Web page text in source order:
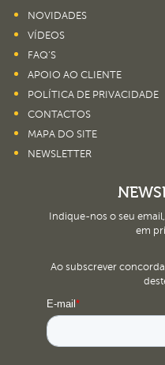
NOVIDADES
VÍDEOS
FAQ’S
APOIO AO CLIENTE
POLÍTICA DE PRIVACIDADE
CONTACTOS
MAPA DO SITE
NEWSLETTER
Indique-nos o seu
em
Ao subscrever